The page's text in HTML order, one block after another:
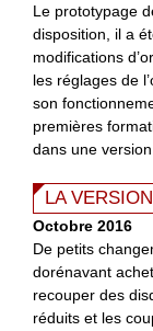
Le prototypage
disposition, il a
modifications
les réglages de
son
premières
dans une
LA
Octobre 2016
De petits
dorénavant
recouper des
réduits et les